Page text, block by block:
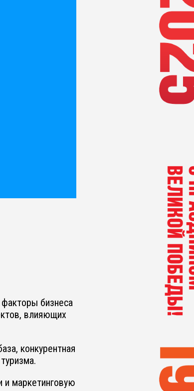
бизнеса
влияющих
конкурентная
и маркетинговую